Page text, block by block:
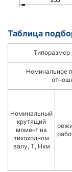
Таблица
Типоразмер
Номинальное
Номинальный
крутящий
момент на
тихоходном
валу, Т, Нxм